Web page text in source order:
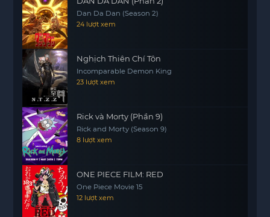
Dan Da Dan (Season 2)
24 lượt xem
Nghịch Thiên Chí Tôn
Incomparable Demon King
23 lượt xem
Rick và Morty (Phần 9)
Rick and Morty (Season 9)
8 lượt xem
ONE PIECE FILM: RED
One Piece Movie 15
12 lượt xem